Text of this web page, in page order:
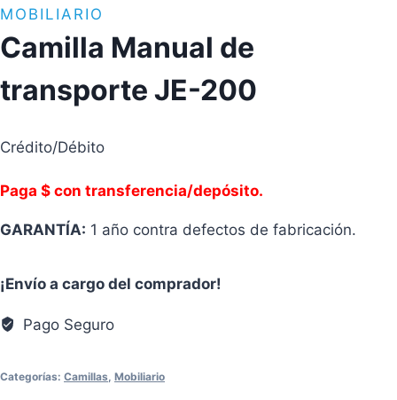
MOBILIARIO
Camilla Manual de
transporte JE-200
Crédito/Débito
Paga $ con transferencia/depósito.
GARANTÍA: 1 año contra defectos de fabricación.
¡Envío a cargo del comprador!
Pago Seguro
Categorías: Camillas, Mobiliario